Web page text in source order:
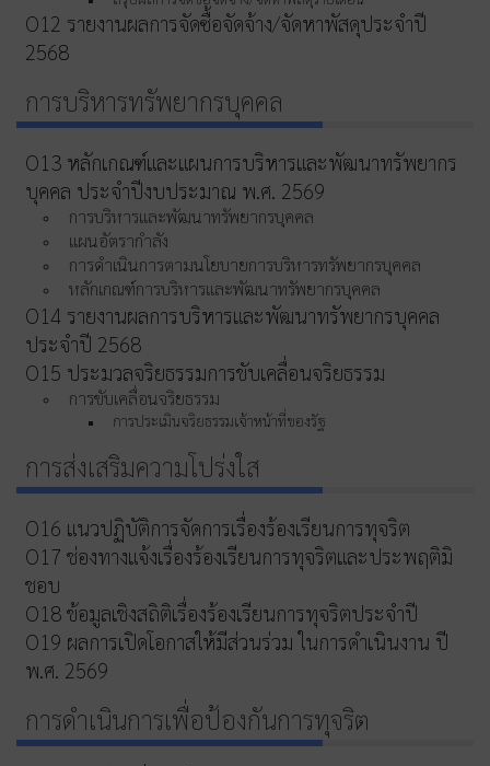
O12 รายงานผลการจัดซื้อจัดจ้าง/จัดหาพัสดุประจำปี
2568
การบริหารทรัพยากรบุคคล
O13 หลักเกณฑ์และแผนการบริหารและพัฒนาทรัพยากร
บุคคล ประจำปีงบประมาณ พ.ศ. 2569
การบริหารและพัฒนาทรัพยากรบุคคล
แผนอัตรากำลัง
การดำเนินการตามนโยบายการบริหารทรัพยากรบุคคล
หลักเกณฑ์การบริหารและพัฒนาทรัพยากรบุคคล
O14 รายงานผลการบริหารและพัฒนาทรัพยากรบุคคล
ประจำปี 2568
O15 ประมวลจริยธรรมการขับเคลื่อนจริยธรรม
การขับเคลื่อนจริยธรรม
การประเมินจริยธรรมเจ้าหน้าที่ของรัฐ
การส่งเสริมความโปร่งใส
O16 แนวปฏิบัติการจัดการเรื่องร้องเรียนการทุจริต
O17 ช่องทางแจ้งเรื่องร้องเรียนการทุจริตและประพฤติมิ
ชอบ
O18 ข้อมูลเชิงสถิติเรื่องร้องเรียนการทุจริตประจำปี
O19 ผลการเปิดโอกาสให้มีส่วนร่วม ในการดำเนินงาน ปี
พ.ศ. 2569
การดำเนินการเพื่อป้องกันการทุจริต